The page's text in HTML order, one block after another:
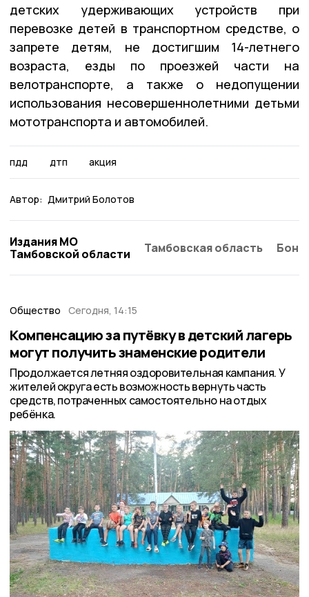
детских удерживающих устройств при
перевозке детей в транспортном средстве, о
запрете детям, не достигшим 14-летнего
возраста, езды по проезжей части на
велотранспорте, а также о недопущении
использования несовершеннолетними детьми
мототранспорта и автомобилей.
пдд дтп акция
Автор: Дмитрий Болотов
Издания МО
Тамбовской области
Тамбовская область
Общество Сегодня, 14:15
Компенсацию за путёвку в детский лагерь
могут получить знаменские родители
Продолжается летняя оздоровительная кампания. У
жителей округа есть возможность вернуть часть
средств, потраченных самостоятельно на отдых
ребёнка.